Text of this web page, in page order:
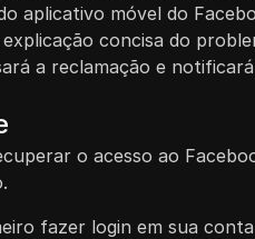
aplicativo móvel do
concisa do
a reclamação e
o acesso ao
fazer login em sua